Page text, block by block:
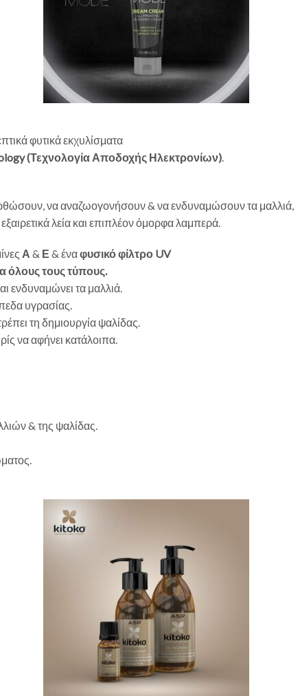
φυτικά εκχυλίσματα
(Τεχνολογία Αποδοχής Ηλεκτρονίων)
να αναζωογονήσουν & να ενδυναμώσουν τα μαλλιά,
λεία και επιπλέον όμορφα λαμπερά.
Α & Ε & έναφυσικό φίλτρο UV
όλους τους τύπους.
ενδυναμώνει τα μαλλιά.
υγρασίας.
τη δημιουργία ψαλίδας.
να αφήνει κατάλοιπα.
& της ψαλίδας.